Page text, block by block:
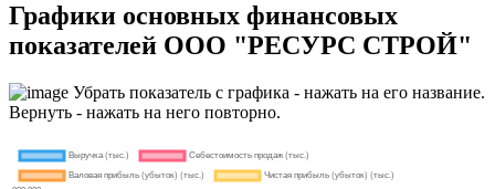
Графики основных финансовых
показателей ООО "РЕСУРС СТРОЙ"
Убрать показатель с графика - нажать на его название.
Вернуть - нажать на него повторно.